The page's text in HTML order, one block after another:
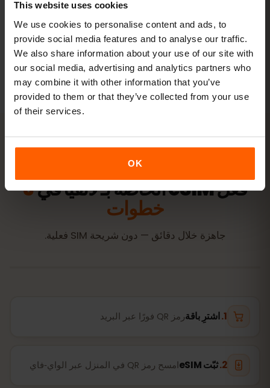
This website uses cookies
We use cookies to personalise content and ads, to
provide social media features and to analyse our traffic.
We also share information about your use of our site with
our social media, advertising and analytics partners who
may combine it with other information that you’ve
provided to them or that they’ve collected from your use
of their services.
OK
جميع الأرقام تقديرية. يعتمد الاستهلاك الفعلي على الجهاز وإعدادات
التطبيقات وطريقة الاستخدام.
فعّل eSIM الخاصة بـ لاتفيا في 3
خطوات
جاهزة خلال دقائق — دون شريحة SIM فعلية.
اشترِ باقةرمز QR فورًا عبر البريد
ثبّت eSIM امسح رمز QR في المنزل عبر الواي‑فاي